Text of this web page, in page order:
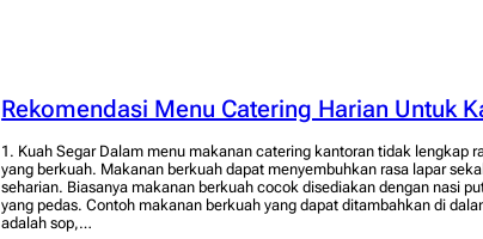
Rekomendasi Menu Catering Harian Untuk
1. Kuah Segar Dalam menu makanan catering kantoran tidak lengkap
yang berkuah. Makanan berkuah dapat menyembuhkan rasa lapar
seharian. Biasanya makanan berkuah cocok disediakan dengan nasi
yang pedas. Contoh makanan berkuah yang dapat ditambahkan di
adalah sop,…